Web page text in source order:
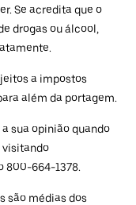
Se acredita que o
drogas ou álcool,
a impostos
além da portagem.
sua opinião quando
visitando
800-664-1378.
são médias dos